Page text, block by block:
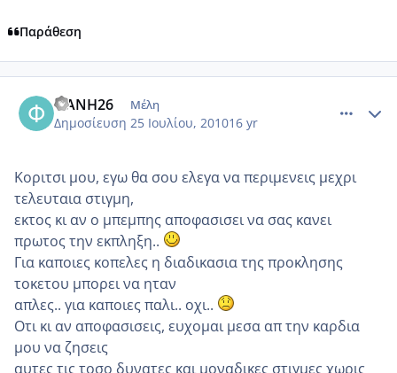
Παράθεση
ΦΑΝΗ26 Μέλη
Δημοσίευση 25 Ιουλίου, 201016 yr
Κοριτσι μου, εγω θα σου ελεγα να περιμενεις μεχρι
τελευταια στιγμη,
εκτος κι αν ο μπεμπης αποφασισει να σας κανει
πρωτος την εκπληξη..
Για καποιες κοπελες η διαδικασια της προκλησης
τοκετου μπορει να ηταν
απλες.. για καποιες παλι.. οχι..
Οτι κι αν αποφασισεις, ευχομαι μεσα απ την καρδια
μου να ζησεις
αυτες τις τοσο δυνατες και μοναδικες στιγμες χωρις